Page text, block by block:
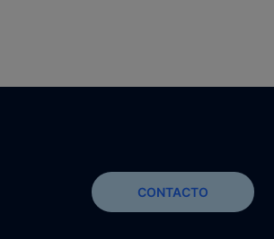
CONTACTO